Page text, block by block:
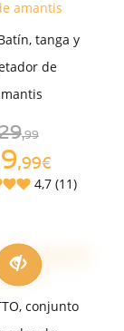
tanga y
de
,99
,99€
4,7 (11)
conjunto